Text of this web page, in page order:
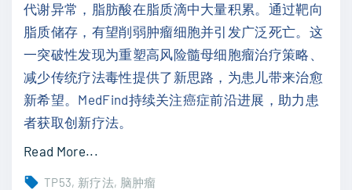
吗
？
"
化
检
测
不
能
完
全
替
代谢异常，脂肪酸在脂质滴中大量积累。通过靶向
脂质储存，有望削弱肿瘤细胞并引发广泛死亡。这
一突破性发现为重塑高风险髓母细胞瘤治疗策略、
减少传统疗法毒性提供了新思路，为患儿带来治愈
新希望。MedFind持续关注癌症前沿进展，助力患
者获取创新疗法。
Read More..."
儿
TP53 新疗法 脑肿瘤